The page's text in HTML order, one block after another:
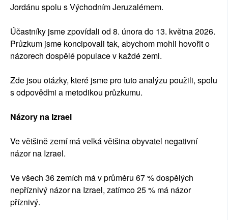
Jordánu spolu s Východním Jeruzalémem.
Účastníky jsme zpovídali od 8. února do 13. května 2026.
Průzkum jsme koncipovali tak, abychom mohli hovořit o
názorech dospělé populace v každé zemi.
Zde jsou otázky, které jsme pro tuto analýzu použili, spolu
s odpověďmi a metodikou průzkumu.
Názory na Izrael
Ve většině zemí má velká většina obyvatel negativní
názor na Izrael.
Ve všech 36 zemích má v průměru 67 % dospělých
nepříznivý názor na Izrael, zatímco 25 % má názor
příznivý.